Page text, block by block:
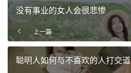
没有事业的女人会很悲惨
上一篇
聪明人如何与不喜欢的人打交道